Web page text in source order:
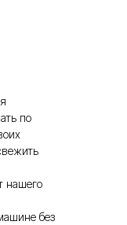
по
нашего
без